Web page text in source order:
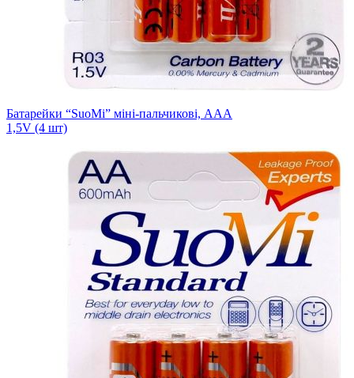
Батарейки “SuoMi” міні-пальчикові, ААА
1,5V (4 шт)